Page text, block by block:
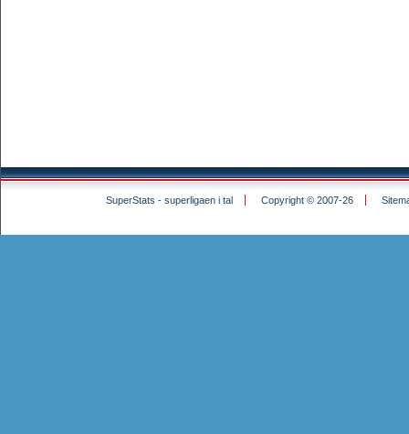
SuperStats - superligaen i tal Copyright © 2007-26